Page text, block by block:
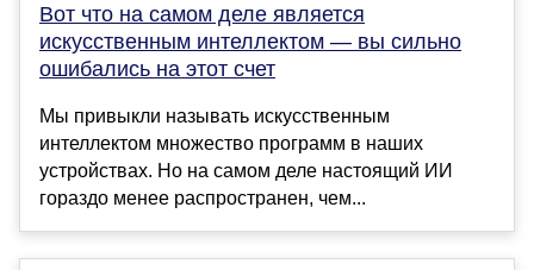
Вот что на самом деле является
искусственным интеллектом — вы сильно
ошибались на этот счет
Мы привыкли называть искусственным
интеллектом множество программ в наших
устройствах. Но на самом деле настоящий ИИ
гораздо менее распространен, чем...